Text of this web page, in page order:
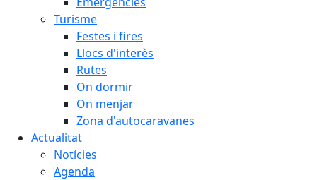
Turisme
Festes i fires
Llocs d'interès
Rutes
On dormir
On menjar
Zona d'autocaravanes
Actualitat
Notícies
Agenda